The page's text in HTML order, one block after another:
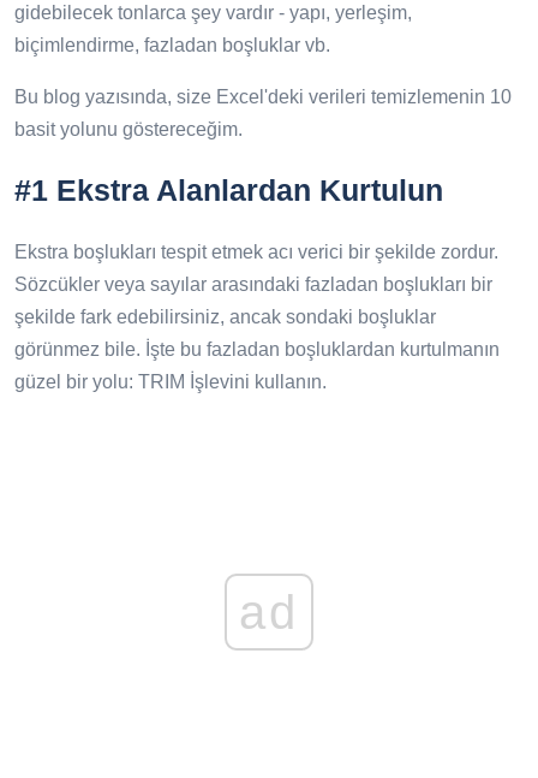
gidebilecek tonlarca şey vardır - yapı, yerleşim,
biçimlendirme, fazladan boşluklar vb.
Bu blog yazısında, size Excel'deki verileri temizlemenin 10
basit yolunu göstereceğim.
#1 Ekstra Alanlardan Kurtulun
Ekstra boşlukları tespit etmek acı verici bir şekilde zordur.
Sözcükler veya sayılar arasındaki fazladan boşlukları bir
şekilde fark edebilirsiniz, ancak sondaki boşluklar
görünmez bile. İşte bu fazladan boşluklardan kurtulmanın
güzel bir yolu: TRIM İşlevini kullanın.
ad